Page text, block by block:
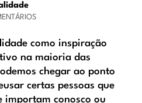
como inspiração
na maioria das
chegar ao ponto
certas pessoas que
importam conosco ou